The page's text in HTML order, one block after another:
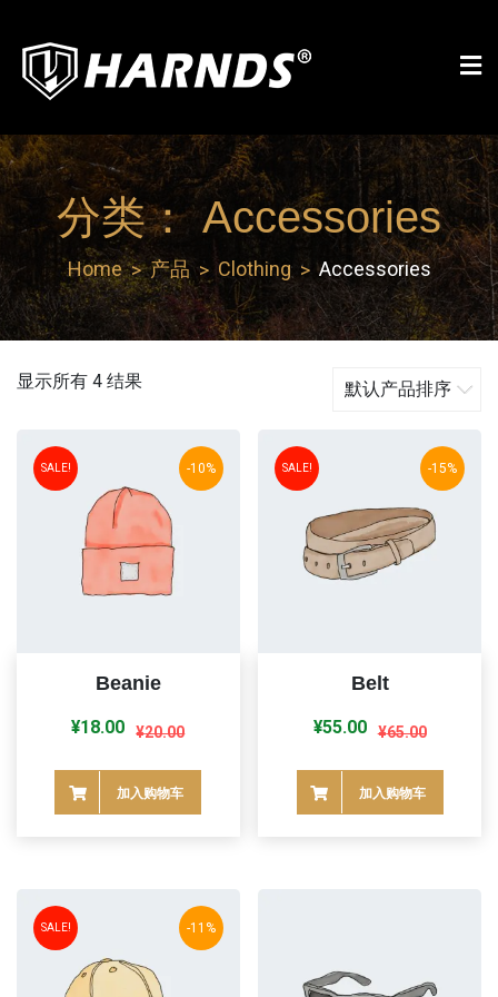
content
Harnds
分类：Accessories
Home 产品 Clothing Accessories
显示所有 4 结果
-10%
SALE!
Beanie
¥20.00原
¥20.00。
¥18.00
当
格
加入购物车
-15%
SALE!
Belt
¥65.00原
为：
¥65.00。
¥55.00
当
价
格
加入购物车
-11%
SALE!